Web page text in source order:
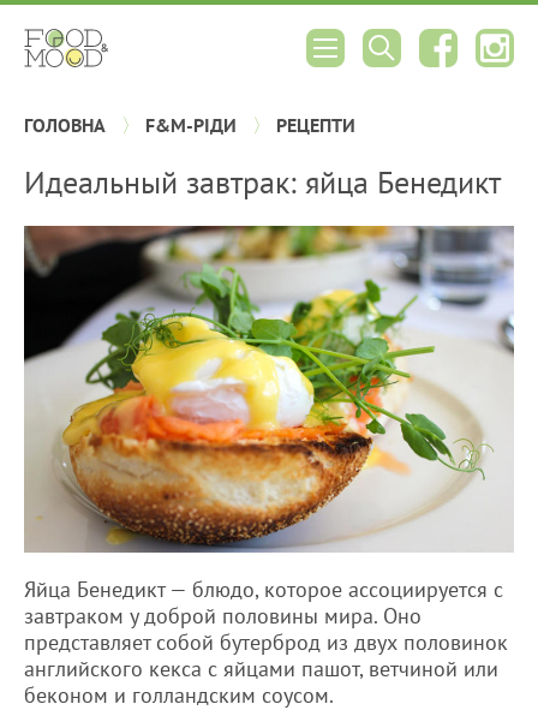
ГОЛОВНА F&M-РІДИ РЕЦЕПТИ
Идеальный завтрак: яйца Бенедикт
Яйца Бенедикт — блюдо, которое ассоциируется с
завтраком у доброй половины мира. Оно
представляет собой бутерброд из двух половинок
английского кекса с яйцами пашот, ветчиной или
беконом и голландским соусом.